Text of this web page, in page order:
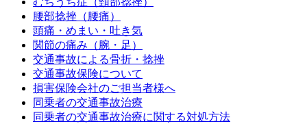
腰部捻挫（腰痛）
頭痛・めまい・吐き気
関節の痛み（腕・足）
交通事故による骨折・捻挫
交通事故保険について
損害保険会社のご担当者様へ
同乗者の交通事故治療
同乗者の交通事故治療に関する対処方法